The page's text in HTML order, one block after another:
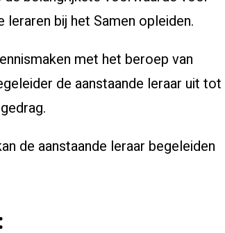
bij het Samen opleiden.
met het beroep van
de aanstaande leraar uit tot
de aanstaande leraar begeleiden